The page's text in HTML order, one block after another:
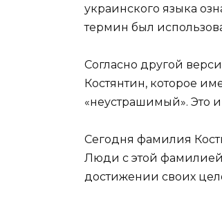
украинского языка
термин был
Согласно другой
Костянтин, которое
«неустрашимый». Это
Сегодня фамилия
Люди с этой фамилией
достижении своих